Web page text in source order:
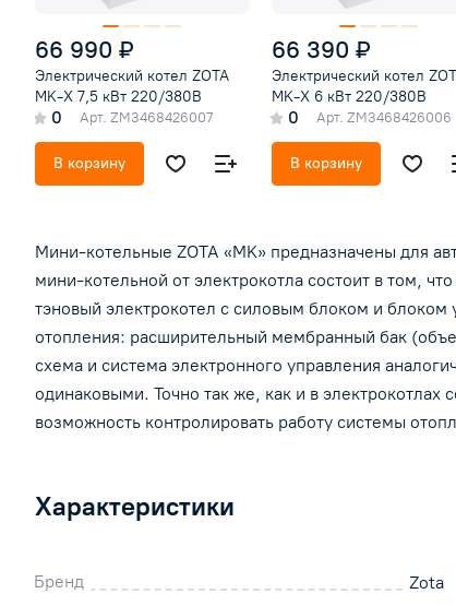
66 990 ₽
Электрический котел ZOTA
MK-X 7,5 кВт 220/380В
0 Арт. ZM3468426007
В корзину
66 390 ₽
Электрический котел
MK-X 6 кВт 220/380В
0 Арт. ZM3468426006
В корзину
Мини-котельные ZOTA «MK» предназначены для
мини-котельной от электрокотла состоит в том,
тэновый электрокотел с силовым блоком и
отопления: расширительный мембранный бак
схема и система электронного управления
одинаковыми. Точно так же, как и в
возможность контролировать работу системы
Характеристики
Бренд Zota